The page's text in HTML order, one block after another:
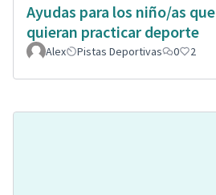
Ayudas para los niño/as que
quieran practicar deporte
Alex Pistas Deportivas 0 2